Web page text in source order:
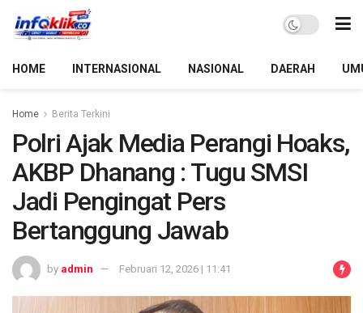
HOME INTERNASIONAL NASIONAL DAERAH
Home Berita Terkini
Polri Ajak Media Perangi Hoaks,
AKBP Dhanang : Tugu SMSI
Jadi Pengingat Pers
Bertanggung Jawab
by admin Februari 12, 2026 | 11:41